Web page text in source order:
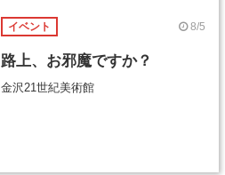
イベント 8/5
路上、お邪魔ですか？
金沢21世紀美術館